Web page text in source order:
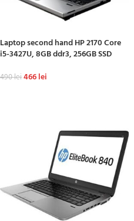
Laptop second hand HP 2170 Core
i5-3427U, 8GB ddr3, 256GB SSD
490lei466lei